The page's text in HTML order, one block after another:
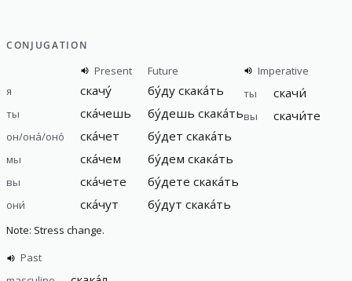
CONJUGATION
Present
Future
я
скачу́ бу́ду скака́ть
ты ска́чешь бу́дешь скака́ть
он/она́/оно́ ска́чет бу́дет скака́ть
мы ска́чем бу́дем скака́ть
вы ска́чете бу́дете скака́ть
они́ ска́чут бу́дут скака́ть
Note: Stress change.
Imperative
ты
скачи́
вы скачи́те
Past